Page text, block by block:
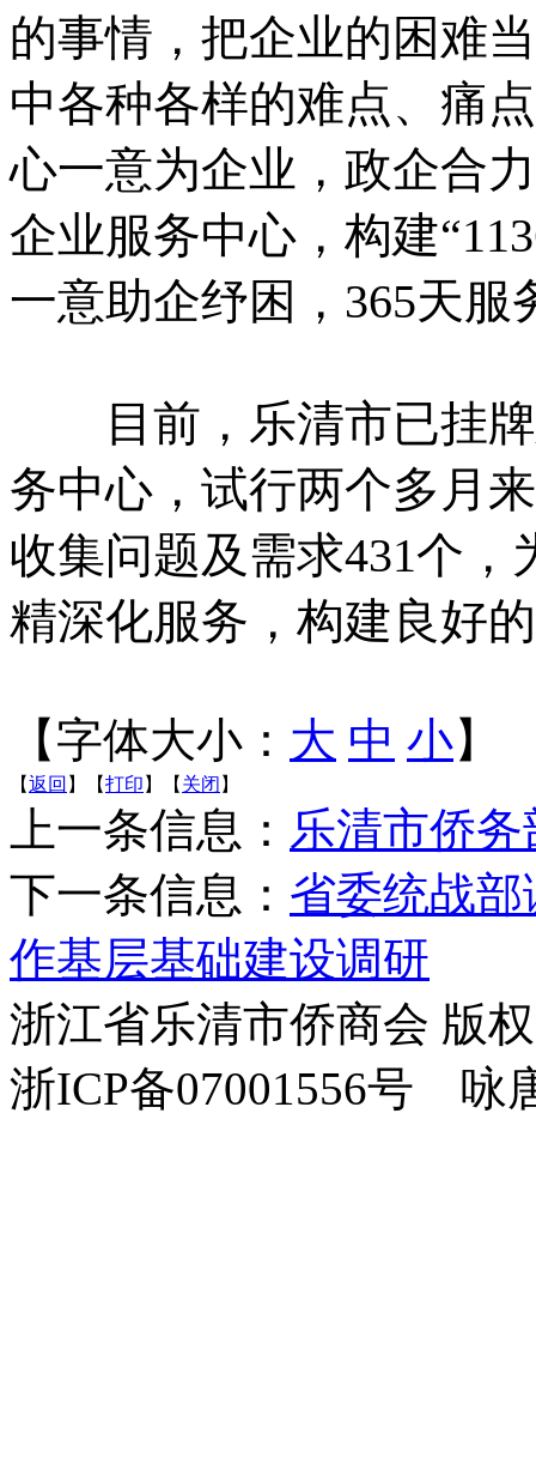
的事情，把企业的困难
中各种各样的难点、痛
心一意为企业，政企合
企业服务中心，构建
一意助企纾困，365天服
目前，乐清市已挂牌
务中心，试行两个多月
收集问题及需求431个
精深化服务，构建良好
【字体大小： 大 中 小】
【返回 】【打印 】【 关闭 】
上一条信息： 乐清市侨
下一条信息： 省委统战
作基层基础建设调研
浙江省乐清市侨商会 版
浙ICP备07001556号 咏